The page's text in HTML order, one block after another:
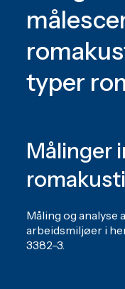
typer
Målinger
Måling og analyse
arbeidsmiljøer i
3382-3.